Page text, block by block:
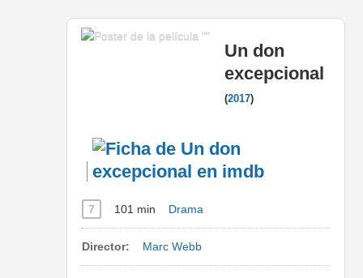
Un don
excepcional
(2017)
7 101 min Drama
Director: Marc Webb